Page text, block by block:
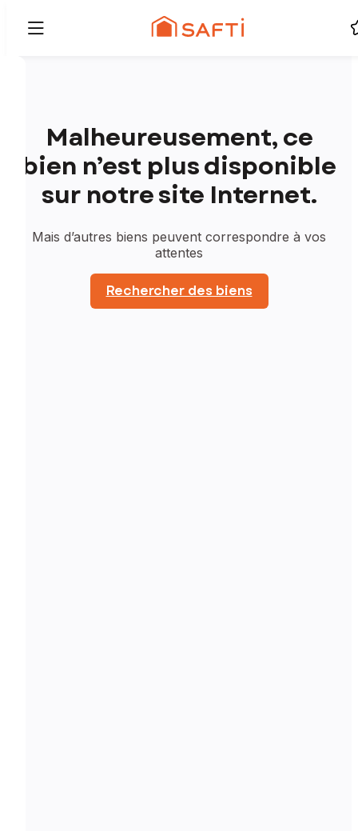
Malheureusement, ce
bien n’est plus disponible
sur notre site Internet.
Mais d’autres biens peuvent correspondre à vos
attentes
Rechercher des biens